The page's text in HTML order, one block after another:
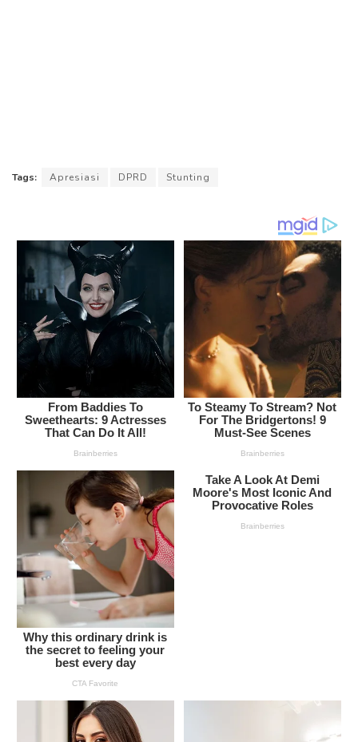
Tags: Apresiasi DPRD Stunting